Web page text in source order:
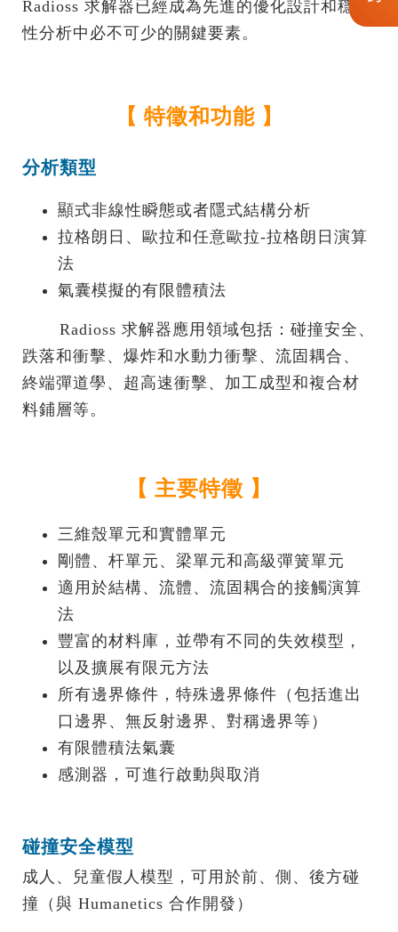
Radioss 求解器已經成為先進的優化設計和穩健
性分析中必不可少的關鍵要素。
【 特徵和功能 】
分析類型
顯式非線性瞬態或者隱式結構分析
拉格朗日、歐拉和任意歐拉-拉格朗日演算
法
氣囊模擬的有限體積法
Radioss 求解器應用領域包括：碰撞安全、
跌落和衝擊、爆炸和水動力衝擊、流固耦合、
終端彈道學、超高速衝擊、加工成型和複合材
料鋪層等。
【 主要特徵 】
三維殼單元和實體單元
剛體、杆單元、梁單元和高級彈簧單元
適用於結構、流體、流固耦合的接觸演算
法
豐富的材料庫，並帶有不同的失效模型，
以及擴展有限元方法
所有邊界條件，特殊邊界條件（包括進出
口邊界、無反射邊界、對稱邊界等）
有限體積法氣囊
感測器，可進行啟動與取消
碰撞安全模型
成人、兒童假人模型，可用於前、側、後方碰
撞（與 Humanetics 合作開發）